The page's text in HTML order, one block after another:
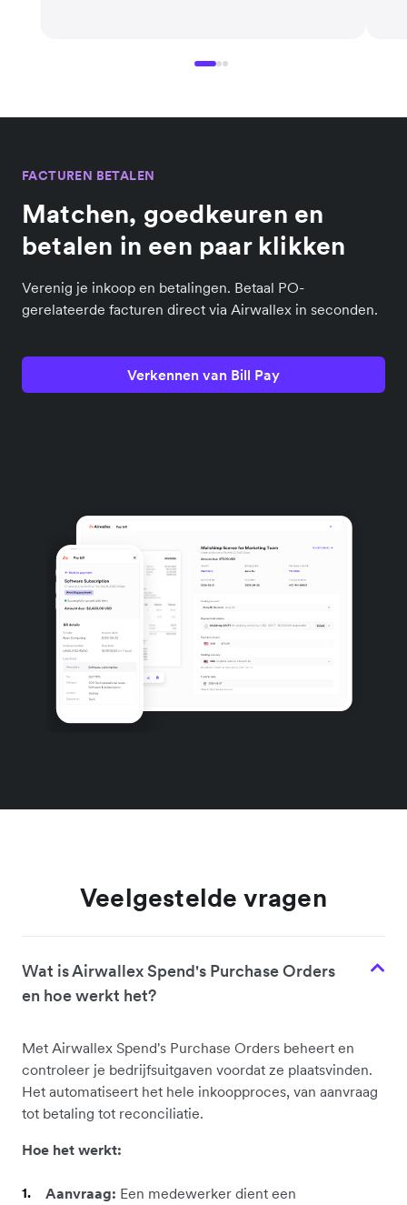
FACTUREN BETALEN
Matchen, goedkeuren en
betalen in een paar klikken
Verenig je inkoop en betalingen. Betaal PO-
gerelateerde facturen direct via Airwallex in seconden.
Verkennen van Bill Pay
Veelgestelde vragen
Wat is Airwallex Spend's Purchase Orders
en hoe werkt het?
Met Airwallex Spend's Purchase Orders beheert en
controleer je bedrijfsuitgaven voordat ze plaatsvinden.
Het automatiseert het hele inkoopproces, van aanvraag
tot betaling tot reconciliatie.
Hoe het werkt:
Aanvraag: Een medewerker dient een